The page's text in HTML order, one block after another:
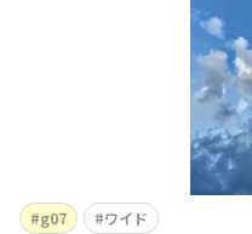
g07
ワイド